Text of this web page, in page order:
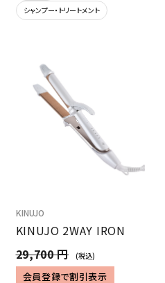
シャンプー・トリートメント
KINUJO
KINUJO 2WAY IRON
29,700 円
(税込)
会員登録で割引表示